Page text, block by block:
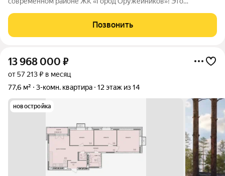
квартире светлый и современный ремонт, выполненный с
использованием качественных материалов:
Позвонить
13 968 000 ₽
от 57 213 ₽ в месяц
77,6 м²
3-комн. квартира 12 этаж из 14
новостройка